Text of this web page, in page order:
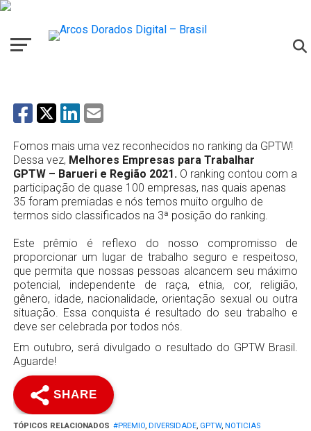
McDonald’s é premiada no
Ranking Melhores Empresas para
Fomos mais uma vez reconhecidos no ranking da GPTW!
Dessa vez, Melhores Empresas para Trabalhar
GPTW – Barueri e Região 2021. O ranking contou com a
participação de quase 100 empresas, nas quais apenas
35 foram premiadas e nós temos muito orgulho de
termos sido classificados na 3ª posição do ranking.
Este prêmio é reflexo do nosso compromisso de
proporcionar um lugar de trabalho seguro e respeitoso,
que permita que nossas pessoas alcancem seu máximo
potencial, independente de raça, etnia, cor, religião,
gênero, idade, nacionalidade, orientação sexual ou outra
situação. Essa conquista é resultado do seu trabalho e
deve ser celebrada por todos nós.
Em outubro, será divulgado o resultado do GPTW Brasil.
Aguarde!
SHARE
TÓPICOS RELACIONADOS #PREMIO, DIVERSIDADE, GPTW, NOTICIAS